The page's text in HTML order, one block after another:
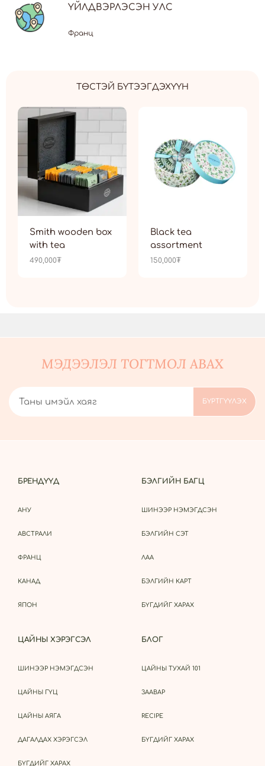
ҮЙЛДВЭРЛЭСЭН УЛС
Франц
ТӨСТЭЙ БҮТЭЭГДЭХҮҮН
Smith wooden box
with tea
490,000₮
Black tea
assortment
150,000₮
МЭДЭЭЛЭЛ ТОГТМОЛ АВАХ
БРЕНДҮҮД
АНУ
АВСТРАЛИ
ФРАНЦ
КАНАД
ЯПОН
БЭЛГИЙН БАГЦ
ШИНЭЭР НЭМЭГДСЭН
БЭЛГИЙН СЭТ
ЛАА
БЭЛГИЙН КАРТ
БҮГДИЙГ ХАРАХ
ЦАЙНЫ ХЭРЭГСЭЛ
ШИНЭЭР НЭМЭГДСЭН
ЦАЙНЫ ГҮЦ
ЦАЙНЫ АЯГА
ДАГАЛДАХ ХЭРЭГСЭЛ
БҮГДИЙГ ХАРАХ
БЛОГ
ЦАЙНЫ ТУХАЙ 101
ЗААВАР
RECIPE
БҮГДИЙГ ХАРАХ